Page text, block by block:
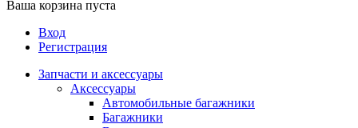
Ваша корзина пуста
Вход
Регистрация
Запчасти и аксессуары
Аксессуары
Автомобильные багажники
Багажники